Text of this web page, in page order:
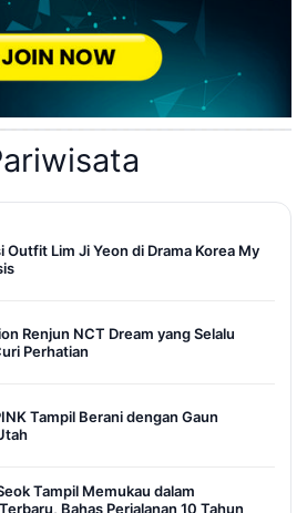
Outfit Lim Ji Yeon di Drama Korea My
Renjun NCT Dream yang Selalu
Perhatian
Tampil Berani dengan Gaun
Tampil Memukau dalam
Bahas Perjalanan 10 Tahun